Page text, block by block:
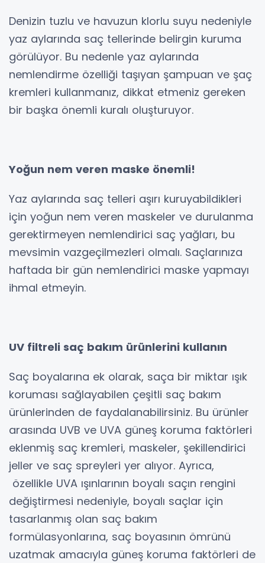
Denizin tuzlu ve havuzun klorlu suyu nedeniyle
yaz aylarında saç tellerinde belirgin kuruma
görülüyor. Bu nedenle yaz aylarında
nemlendirme özelliği taşıyan şampuan ve şaç
kremleri kullanmanız, dikkat etmeniz gereken
bir başka önemli kuralı oluşturuyor.
Yoğun nem veren maske önemli!
Yaz aylarında saç telleri aşırı kuruyabildikleri
için yoğun nem veren maskeler ve durulanma
gerektirmeyen nemlendirici saç yağları, bu
mevsimin vazgeçilmezleri olmalı. Saçlarınıza
haftada bir gün nemlendirici maske yapmayı
ihmal etmeyin.
UV filtreli saç bakım ürünlerini kullanın
Saç boyalarına ek olarak, saça bir miktar ışık
koruması sağlayabilen çeşitli saç bakım
ürünlerinden de faydalanabilirsiniz. Bu ürünler
arasında UVB ve UVA güneş koruma faktörleri
eklenmiş saç kremleri, maskeler, şekillendirici
jeller ve saç spreyleri yer alıyor. Ayrıca,
özellikle UVA ışınlarının boyalı saçın rengini
değiştirmesi nedeniyle, boyalı saçlar için
tasarlanmış olan saç bakım
formülasyonlarına, saç boyasının ömrünü
uzatmak amacıyla güneş koruma faktörleri de